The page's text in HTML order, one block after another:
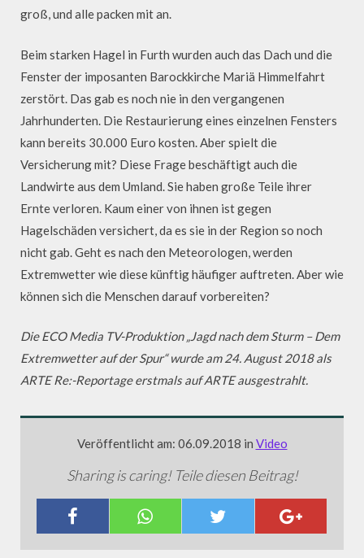
groß, und alle packen mit an.
Beim starken Hagel in Furth wurden auch das Dach und die
Fenster der imposanten Barockkirche Mariä Himmelfahrt
zerstört. Das gab es noch nie in den vergangenen
Jahrhunderten. Die Restaurierung eines einzelnen Fensters
kann bereits 30.000 Euro kosten. Aber spielt die
Versicherung mit? Diese Frage beschäftigt auch die
Landwirte aus dem Umland. Sie haben große Teile ihrer
Ernte verloren. Kaum einer von ihnen ist gegen
Hagelschäden versichert, da es sie in der Region so noch
nicht gab. Geht es nach den Meteorologen, werden
Extremwetter wie diese künftig häufiger auftreten. Aber wie
können sich die Menschen darauf vorbereiten?
Die ECO Media TV-Produktion „Jagd nach dem Sturm – Dem
Extremwetter auf der Spur“ wurde am 24. August 2018 als
ARTE Re:-Reportage erstmals auf ARTE ausgestrahlt.
Veröffentlicht am: 06.09.2018 in Video
Sharing is caring! Teile diesen Beitrag!